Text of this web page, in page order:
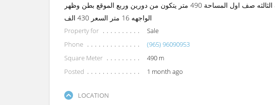
للبيع شالية في صباح الاحمد البحرية المرحلة الثالثه صف اول المساحة 490 متر يتكون من دورين وربع الموقع بطن وظهر
الواجهه 16 متر السعر 430 الف
Property for
Sale
Phone
(965) 96090953
Square Meter
490 m
Posted
1 month ago
LOCATION